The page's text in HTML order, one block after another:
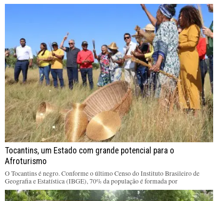
Tocantins, um Estado com grande potencial para o
Afroturismo
O Tocantins é negro. Conforme o último Censo do Instituto Brasileiro de
Geografia e Estatística (IBGE), 70% da população é formada por